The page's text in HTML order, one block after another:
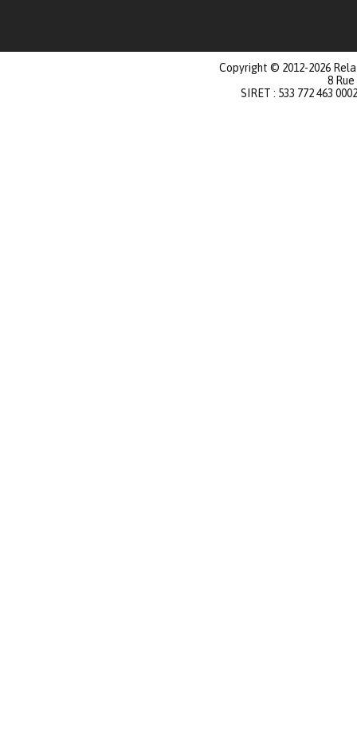
Copyright © 2012-2026
8
SIRET : 533 772 463